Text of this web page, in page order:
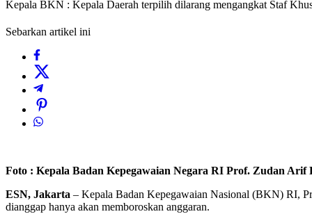
Kepala BKN : Kepala Daerah terpilih dilarang mengangkat Staf
Sebarkan artikel ini
Foto : Kepala Badan Kepegawaian Negara RI Prof. Zudan Arif
ESN, Jakarta – Kepala Badan Kepegawaian Nasional (BKN) RI,
dianggap hanya akan memboroskan anggaran.